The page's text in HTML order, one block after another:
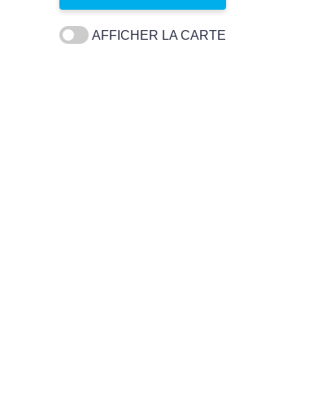
AFFICHER LA CARTE